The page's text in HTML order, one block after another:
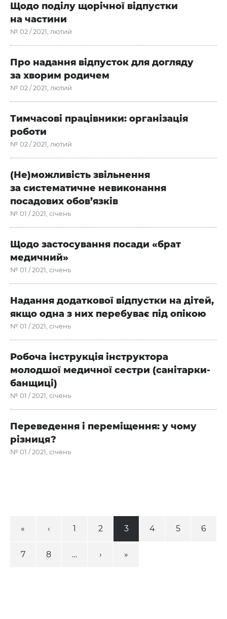
Щодо поділу щорічної відпустки
на частини
№ 02 / 2021, лютий
Про надання відпусток для догляду
за хворим родичем
№ 02 / 2021, лютий
Тимчасові працівники: організація
роботи
№ 02 / 2021, лютий
(Не)можливість звільнення
за систематичне невиконання
посадових обов’язків
№ 01 / 2021, січень
Щодо застосування посади «брат
медичний»
№ 01 / 2021, січень
Надання додаткової відпустки на дітей,
якщо одна з них перебуває під опікою
№ 01 / 2021, січень
Робоча інструкція інструктора
молодшої медичної сестри (санітарки-
банщиці)
№ 01 / 2021, січень
Переведення і переміщення: у чому
різниця?
№ 01 / 2021, січень
« ‹ 1 2 3 4 5 6
7 8 … › »